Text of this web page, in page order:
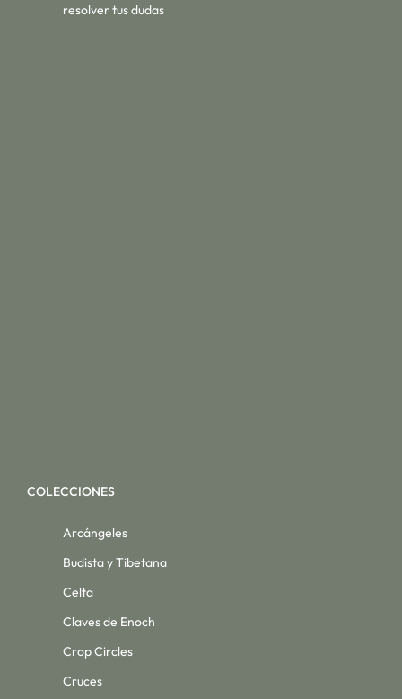
resolver tus dudas
COLECCIONES
Arcángeles
Budista y Tibetana
Celta
Claves de Enoch
Crop Circles
Cruces